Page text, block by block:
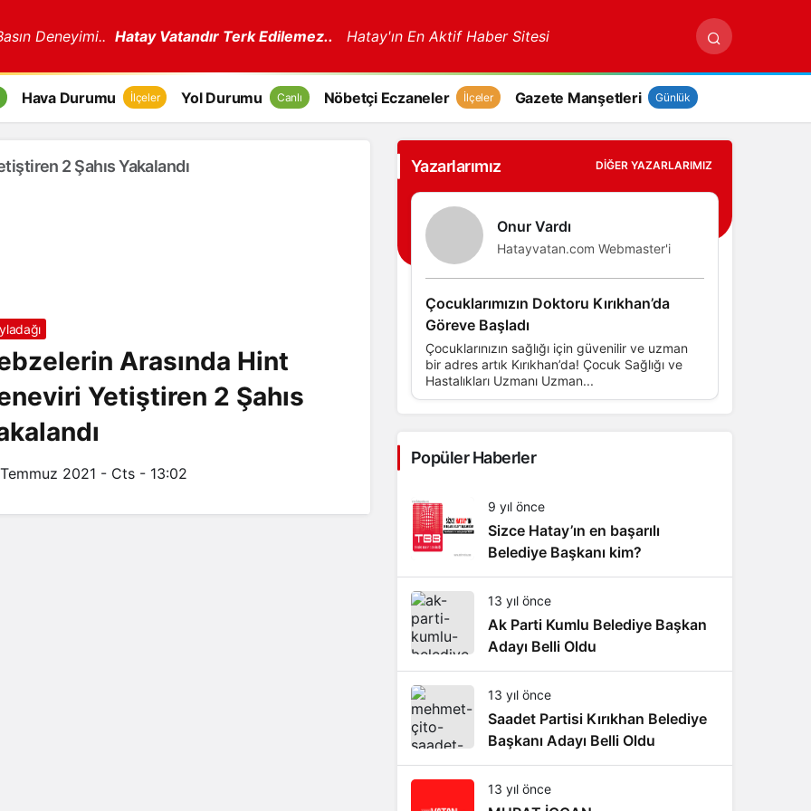
Deneyimi.. Hatay Vatandır Terk Edilemez.. Hatay'ın En Aktif Haber Sitesi
Hava Durumu İlçeler Yol Durumu Canlı Nöbetçi Eczaneler İlçeler Gazete Manşetleri Günlük
2 Şahıs Yakalandı
Arasında Hint
Yetiştiren 2 Şahıs
2021 - Cts - 13:02
Yazarlarımız DIĞER YAZARLARIMIZ
Onur Vardı
Hatayvatan.com Webmaster'i
Çocuklarımızın Doktoru Kırıkhan’da
Göreve Başladı
Çocuklarınızın sağlığı için güvenilir ve uzman
bir adres artık Kırıkhan’da! Çocuk Sağlığı ve
Hastalıkları Uzmanı Uzman...
Popüler Haberler
9 yıl önce
Sizce Hatay’ın en başarılı
Belediye Başkanı kim?
13 yıl önce
Ak Parti Kumlu Belediye Başkan
Adayı Belli Oldu
13 yıl önce
Saadet Partisi Kırıkhan Belediye
Başkanı Adayı Belli Oldu
13 yıl önce